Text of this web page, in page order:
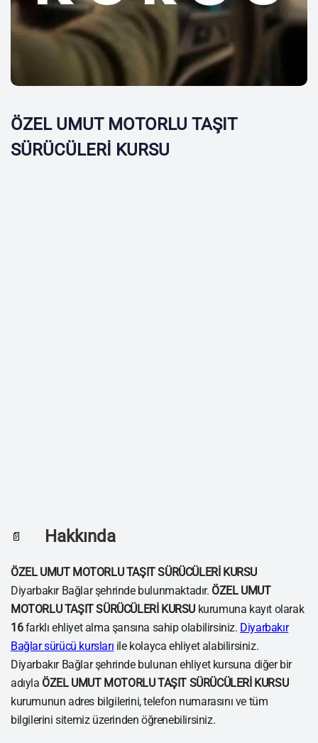
ÖZEL UMUT MOTORLU TAŞIT
SÜRÜCÜLERİ KURSU
📄 Hakkında
ÖZEL UMUT MOTORLU TAŞIT SÜRÜCÜLERİ KURSU
Diyarbakır Bağlar şehrinde bulunmaktadır. ÖZEL UMUT
MOTORLU TAŞIT SÜRÜCÜLERİ KURSU kurumuna kayıt olarak
16farklı ehliyet alma şansına sahip olabilirsiniz. Diyarbakır
Bağlar sürücü kursları ile kolayca ehliyet alabilirsiniz.
Diyarbakır Bağlar şehrinde bulunan ehliyet kursuna diğer bir
adıyla ÖZEL UMUT MOTORLU TAŞIT SÜRÜCÜLERİ KURSU
kurumunun adres bilgilerini, telefon numarasını ve tüm
bilgilerini sitemiz üzerinden öğrenebilirsiniz.